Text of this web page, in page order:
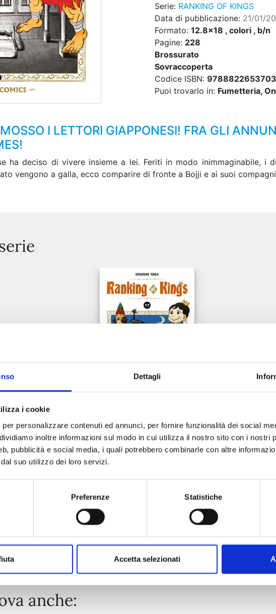
Dettagli
i cookie
personalizzare contenuti ed annunci, per fornire funzionalità dei social
inoltre informazioni sul modo in cui utilizza il nostro sito con i nostri
pubblicità e social media, i quali potrebbero combinarle con altre
suo utilizzo dei loro servizi.
Preferenze Statistiche
Accetta selezionati
Serie: RANKING OF KINGS
Data di pubblicazione: 21/01/
Formato: 12.8x18 , colori , b/n
Pagine: 228
Brossurato
Sovraccoperta
Codice ISBN: 9788822653703
Puoi trovarlo in: Fumetteria,
I LETTORI GIAPPONESI! FRA GLI
ha deciso di vivere insieme a lei. Feriti in modo inimmaginabile, i
vengono a galla, ecco comparire di fronte a Bojji e ai suoi
08/09/2026
€ 6,90
Mostra tutto
anche: